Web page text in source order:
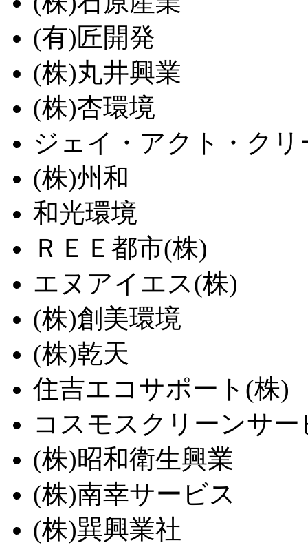
(有)匠開発
(株)丸井興業
(株)杏環境
ジェイ・アクト・クリ
(株)州和
和光環境
ＲＥＥ都市(株)
エヌアイエス(株)
(株)創美環境
(株)乾天
住吉エコサポート(株)
コスモスクリーンサ
(株)昭和衛生興業
(株)南幸サービス
(株)巽興業社